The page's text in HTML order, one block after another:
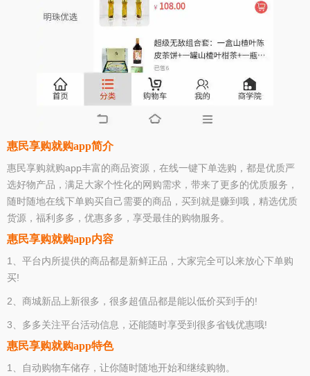
惠民享购就购app简介
惠民享购就购app丰富的商品资源，在线一键下单选购，都是优质严
选好物产品，满足大家个性化的网购需求，带来了更多的优质服务，
随时随地在线下单购买自己需要的商品，买到就是赚到哦，精选优质
货源，福利多多，优惠多多，享受最佳的购物服务。
惠民享购就购app内容
1、平台内所提供的商品都是新鲜正品，大家完全可以来放心下单购
买!
2、商城新品上新很多，很多超值品都是能以低价买到手的!
3、多多关注平台活动信息，还能随时享受到很多省钱优惠哦!
惠民享购就购app特色
1、自动购物车储存，让你随时随地开始和继续购物。